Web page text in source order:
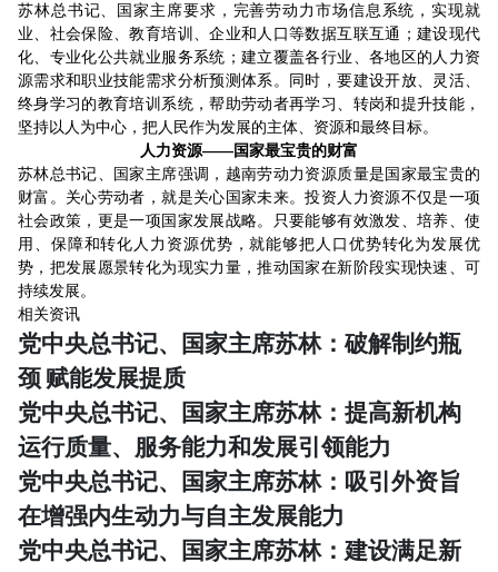
苏林总书记、国家主席要求，完善劳动力市场信息系统，实现就
业、社会保险、教育培训、企业和人口等数据互联互通；建设现代
化、专业化公共就业服务系统；建立覆盖各行业、各地区的人力资
源需求和职业技能需求分析预测体系。同时，要建设开放、灵活、
终身学习的教育培训系统，帮助劳动者再学习、转岗和提升技能，
坚持以人为中心，把人民作为发展的主体、资源和最终目标。
人力资源——国家最宝贵的财富
苏林总书记、国家主席强调，越南劳动力资源质量是国家最宝贵的
财富。关心劳动者，就是关心国家未来。投资人力资源不仅是一项
社会政策，更是一项国家发展战略。只要能够有效激发、培养、使
用、保障和转化人力资源优势，就能够把人口优势转化为发展优
势，把发展愿景转化为现实力量，推动国家在新阶段实现快速、可
持续发展。
相关资讯
党中央总书记、国家主席苏林：破解制约瓶
颈 赋能发展提质
党中央总书记、国家主席苏林：提高新机构
运行质量、服务能力和发展引领能力
党中央总书记、国家主席苏林：吸引外资旨
在增强内生动力与自主发展能力
党中央总书记、国家主席苏林：建设满足新